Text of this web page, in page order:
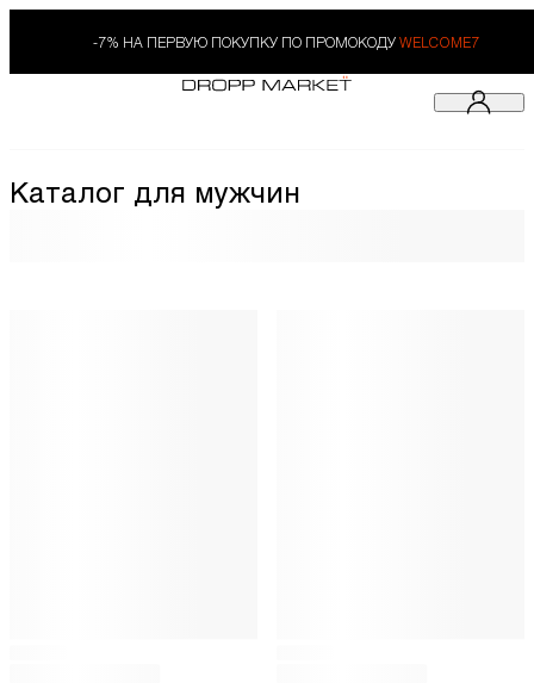
-7% НА ПЕРВУЮ ПОКУПКУ ПО ПРОМОКОДУ WELCOME7
Каталог для мужчин